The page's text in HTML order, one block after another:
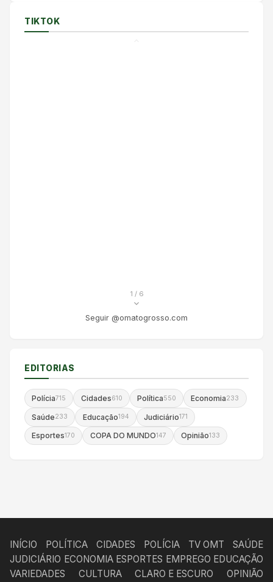
TIKTOK
1 / 6
Seguir @omatogrosso.com
EDITORIAS
Polícia715 Cidades610 Política550 Economia233
Saúde233 Educação194 Judiciário171
Esportes170 COPA DO MUNDO147 Opinião133
INÍCIO POLÍTICA CIDADES POLÍCIA TV OMT
SAÚDE
JUDICIÁRIO ECONOMIA ESPORTES EMPREGO EDUCAÇÃO
VARIEDADES
CULTURA CLARO E ESCURO
OPINIÃO